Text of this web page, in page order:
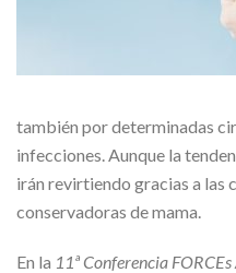
también por determinadas
infecciones. Aunque la
irán revirtiendo gracias a las
conservadoras de mama.
En la 11ª Conferencia